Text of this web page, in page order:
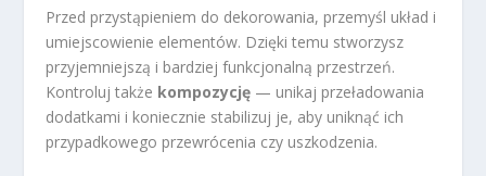
Przed przystąpieniem do dekorowania, przemyśl układ i
umiejscowienie elementów. Dzięki temu stworzysz
przyjemniejszą i bardziej funkcjonalną przestrzeń.
Kontroluj także kompozycję — unikaj przeładowania
dodatkami i koniecznie stabilizuj je, aby uniknąć ich
przypadkowego przewrócenia czy uszkodzenia.